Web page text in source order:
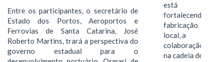
Entre os participantes, o secretário de
Estado dos Portos, Aeroportos e
Ferrovias de Santa Catarina, José
Roberto Martins, trará a perspectiva do
governo estadual para o
está
fortalecendo a
fabricação
local, a
colaboração
na cadeia de